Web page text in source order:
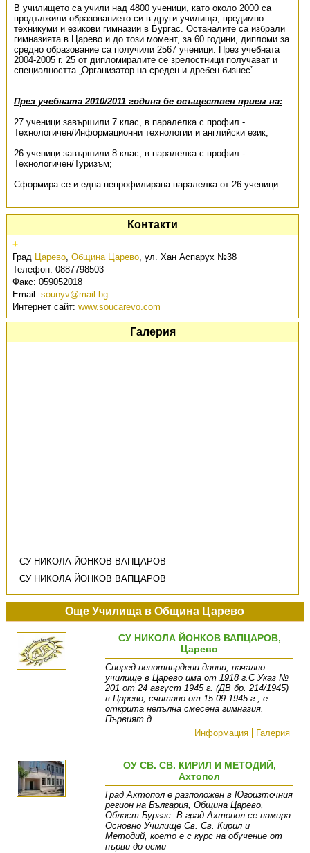
В училището са учили над 4800 ученици, като около 2000 са
продължили образованието си в други училища, предимно
техникуми и езикови гимназии в Бургас. Останалите са избрали
гимназията в Царево и до този момент, за 60 години, дипломи за
средно образование са получили 2567 ученици. През учебната
2004-2005 г. 25 от дипломиралите се зрелостници получават и
специалността „Организатор на среден и дребен бизнес”.
През учебната 2010/2011 година бе осъществен прием на:
27 ученици завършили 7 клас, в паралелка с профил -
Технологичен/Информационни технологии и английски език;
26 ученици завършили 8 клас, в паралелка с профил -
Технологичен/Туризъм;
Сформира се и една непрофилирана паралелка от 26 ученици.
Контакти
+
Град Царево,Община Царево,ул. Хан Аспарух №38
Телефон:0887798503
Факс:059052018
Email:sounyv@mail.bg
Интернет сайт:www.soucarevo.com
Галерия
СУ НИКОЛА ЙОНКОВ ВАПЦАРОВ
СУ НИКОЛА ЙОНКОВ ВАПЦАРОВ
Още Училища в Община Царево
СУ НИКОЛА ЙОНКОВ ВАПЦАРОВ,
Царево
Според непотвърдени данни, начално
училище в Царево има от 1918 г.С Указ №
201 от 24 август 1945 г. (ДВ бр. 214/1945)
в Царево, считано от 15.09.1945 г., е
открита непълна смесена гимназия.
Първият д
Информация
Галерия
ОУ СВ. СВ. КИРИЛ И МЕТОДИЙ,
Ахтопол
Град Ахтопол е разположен в Югоизточния
регион на България, Община Царево,
Област Бургас. В град Ахтопол се намира
Основно Училище Св. Св. Кирил и
Методий, което е с курс на обучение от
първи до осми